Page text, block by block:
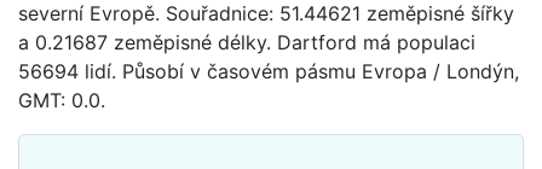
severní Evropě. Souřadnice: 51.44621 zeměpisné šířky
a 0.21687 zeměpisné délky. Dartford má populaci
56694 lidí. Působí v časovém pásmu Evropa / Londýn,
GMT: 0.0.